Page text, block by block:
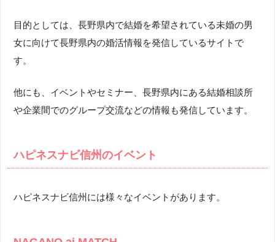
目的としては、長野県内で結婚を希望されている未婚の男
女に向けて長野県内の婚活情報を発信しているサイトで
す。
他にも、イベントやセミナー、長野県内にある結婚相談所
や企業間でのグループ交流などの情報も発信しています。
ハピネスナビ信州のイベント
ハピネスナビ信州には様々なイベントがあります。